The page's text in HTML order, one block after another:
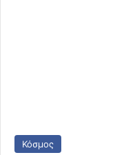
Κόσμος